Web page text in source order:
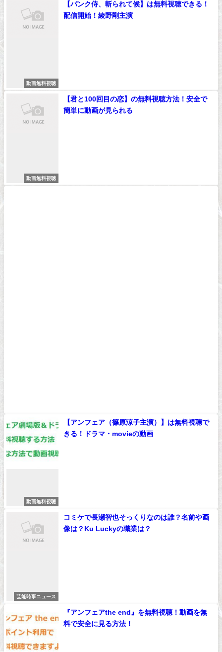
動画無料視聴
【パンク侍、斬られて候】は無料視聴できる！
配信開始！綾野剛主演
動画無料視聴
【君と100回目の恋】の無料視聴方法！安全で
簡単に動画が見られる
動画無料視聴
【アンフェア（篠原涼子主演）】は無料視聴で
きる！ドラマ・movieの動画
芸能時事ニュース
コミケで長瀬智也そっくりなのは誰？名前や画
像は？Ku Luckyの職業は？
『アンフェアthe end』を無料視聴！動画を無
料で安全に見る方法！